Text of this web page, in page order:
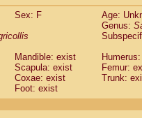
Aotus trivirgatus
apella
Cebus nigrivittatus
Cebusspp.(0)
Saimiri boliviensis
sciureus(0)
caraya(0)
Sex: F
Age:
Genus:
Mandible: exist
Scapula: exist
Femur:
Coxae: exist
Trunk:
Foot: exist